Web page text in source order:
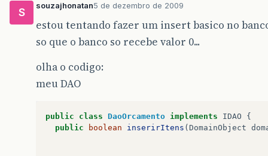
S
souzajhonatan5 de dezembro de 2009
estou tentando fazer um insert basico no
so que o banco so recebe valor 0...
olha o codigo:
meu DAO
public class DaoOrcamento implements IDAO
{
public
boolean inserirItens ( DomainObject